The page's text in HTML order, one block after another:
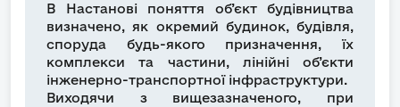
В Настанові поняття об’єкт будівництва
визначено, як окремий будинок, будівля,
споруда будь-якого призначення, їх
комплекси та частини, лінійні об’єкти
інженерно-транспортної інфраструктури.
Виходячи з вищезазначеного, при